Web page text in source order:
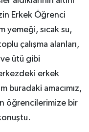
Erkek Öğrenci
yemeği, sıcak su,
çalışma alanları,
ve ütü gibi
erkek
buradaki amacımız,
öğrencilerimize bir